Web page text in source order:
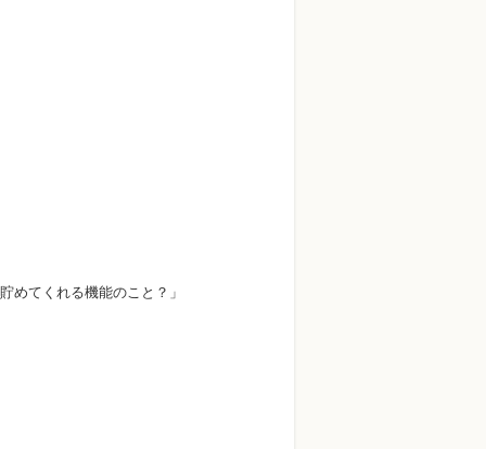
めてくれる機能のこと？」